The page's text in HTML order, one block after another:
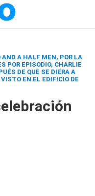
AND A HALF MEN, POR LA
POR EPISODIO, CHARLIE
DE QUE SE DIERA A
EN EL EDIFICIO DE